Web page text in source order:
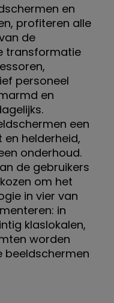
en
profiteren alle
de
transformatie
personeel
en
een
helderheid,
onderhoud.
de gebruikers
om het
in vier van
in
klaslokalen,
worden
beeldschermen